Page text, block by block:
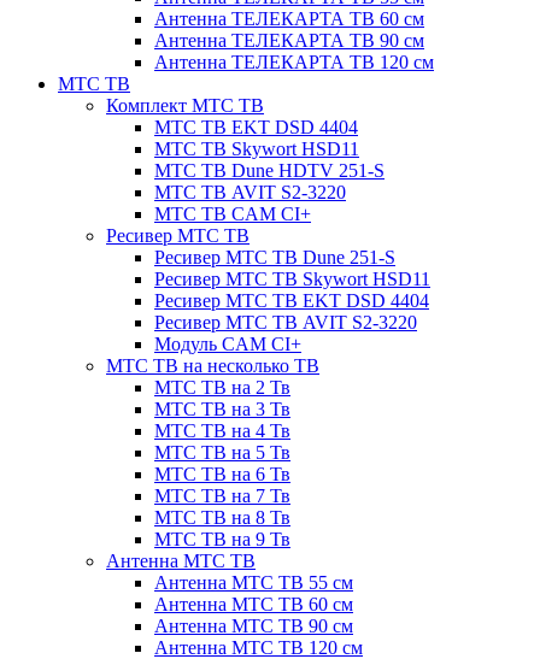
Антенна ТЕЛЕКАРТА ТВ 60 см
Антенна ТЕЛЕКАРТА ТВ 90 см
Антенна ТЕЛЕКАРТА ТВ 120 см
МТС ТВ
Комплект МТС ТВ
МТС ТВ EKT DSD 4404
МТС ТВ Skywort HSD11
МТС ТВ Dune HDTV 251-S
МТС ТВ AVIT S2-3220
МТС ТВ CAM CI+
Ресивер МТС ТВ
Ресивер МТС ТВ Dune 251-S
Ресивер МТС ТВ Skywort HSD11
Ресивер МТС ТВ EKT DSD 4404
Ресивер МТС ТВ AVIT S2-3220
Модуль CAM CI+
МТС ТВ на несколько ТВ
МТС ТВ на 2 Тв
МТС ТВ на 3 Тв
МТС ТВ на 4 Тв
МТС ТВ на 5 Тв
МТС ТВ на 6 Тв
МТС ТВ на 7 Тв
МТС ТВ на 8 Тв
МТС ТВ на 9 Тв
Антенна МТС ТВ
Антенна МТС ТВ 55 см
Антенна МТС ТВ 60 см
Антенна МТС ТВ 90 см
Антенна МТС ТВ 120 см